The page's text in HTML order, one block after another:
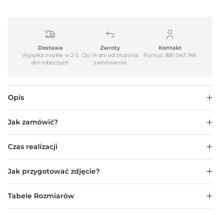
Dostawa
Wysyłka zwykle w 2-5
dni roboczych
Zwroty
Do 14 dni od złożenia
zamówienia
Kontakt
Pomoc: 881 043 746
Opis
Jak zamówić?
Czas realizacji
Jak przygotować zdjęcie?
Tabele Rozmiarów